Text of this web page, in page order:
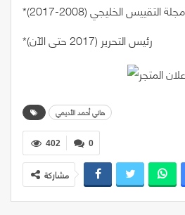
التقييس الخليجي (2008-2017)
*رئيس التحرير (2017 حتى الآن)
هاني أحمد الأديمي
0
402
مشاركة